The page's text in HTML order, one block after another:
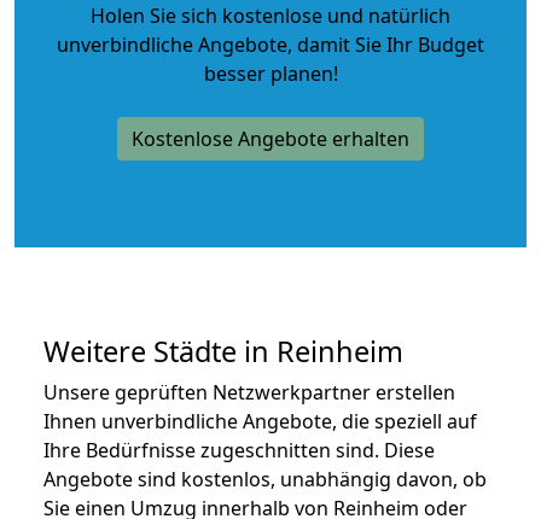
Holen Sie sich kostenlose und natürlich
unverbindliche Angebote, damit Sie Ihr Budget
besser planen!
Kostenlose Angebote erhalten
Weitere Städte in Reinheim
Unsere geprüften Netzwerkpartner erstellen
Ihnen unverbindliche Angebote, die speziell auf
Ihre Bedürfnisse zugeschnitten sind. Diese
Angebote sind kostenlos, unabhängig davon, ob
Sie einen Umzug innerhalb von Reinheim oder